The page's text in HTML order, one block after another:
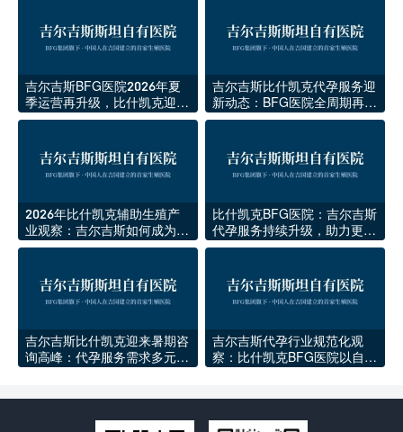
吉尔吉斯BFG医院2026年夏
季运营再升级，比什凯克迎来
新一批海外家庭
吉尔吉斯比什凯克代孕服务迎
新动态：BFG医院全周期再升
级
2026年比什凯克辅助生殖产
业观察：吉尔吉斯如何成为中
亚生育医疗新中心
比什凯克BFG医院：吉尔吉斯
代孕服务持续升级，助力更多
家庭圆梦
吉尔吉斯比什凯克迎来暑期咨
询高峰：代孕服务需求多元化
吉尔吉斯代孕行业规范化观
察：比什凯克BFG医院以自有